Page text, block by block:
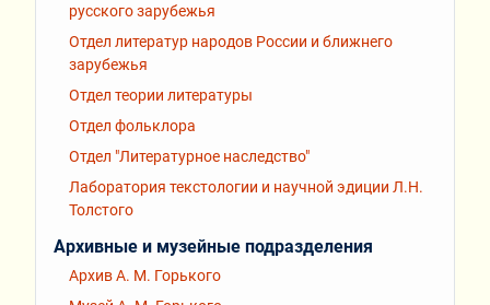
русского зарубежья
Отдел литератур народов России и ближнего
зарубежья
Отдел теории литературы
Отдел фольклора
Отдел "Литературное наследство"
Лаборатория текстологии и научной эдиции Л.Н.
Толстого
Архивные и музейные подразделения
Архив А. М. Горького